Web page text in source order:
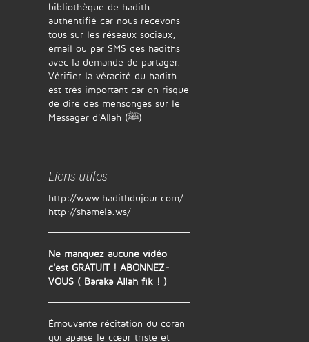
bibliothèque de hadith
authentifié car nous recevons
tous sur les réseaux sociaux,
email ou par SMS des hadiths
avec la demande de partager.
Vérifier la véracité du hadith
est très important car on risque
de dire des mensonges sur le
Messager d'Allah (ﷺ)
Liens utiles
http://www.hadithdujour.com/
http://shamela.ws/
Ne manquez aucune vidéo
c'est GRATUIT ! ABONNEZ-
VOUS ( Baraka Allah fik ! )
Émouvante récitation du coran
qui apaise le cœur triste et